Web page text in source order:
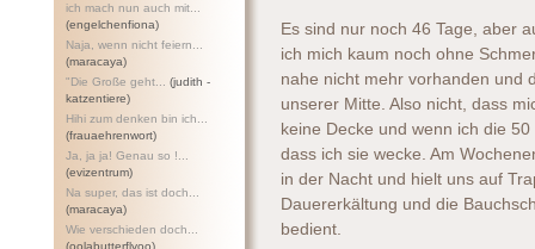
ich mach nun auch mit...
(engelchenfiona)
Naja, wenn nicht feiern...
(maracaya)
"Die Große geht...
(judith -
katzentiere)
Hihi zum denken bin ich...
(frauaehrenwort)
Ja, ja ja! Genau so !...
(evizentrum)
Na super, das ist doch...
(maracaya)
Wie verschieden doch...
(oolabutterflyoo)
Es sind nur noch 46 Tage, aber
ich mich kaum noch ohne
nahe nicht mehr vorhanden und
unserer Mitte. Also nicht, dass
keine Decke und wenn ich die
dass ich sie wecke. Am
in der Nacht und hielt uns auf
Dauererkältung und die
bedient.